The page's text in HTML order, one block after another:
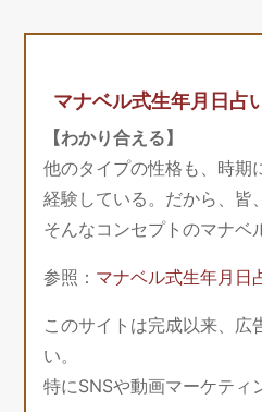
マナベル式生年月日占
【わかり合える】
他のタイプの性格も、時期
経験している。だから、皆
そんなコンセプトのマナベ
参照： マナベル式生年月日
このサイトは完成以来、広
い。
特にSNSや動画マーケティ